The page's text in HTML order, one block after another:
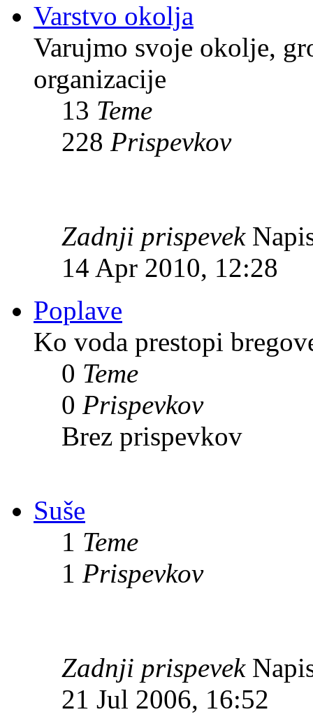
Varstvo okolja
Varujmo svoje okolje,
organizacije
13 Teme
228 Prispevkov
Zadnji prispevek
14 Apr 2010, 12:28
Poplave
Ko voda prestopi
0 Teme
0 Prispevkov
Brez prispevkov
Suše
1 Teme
1 Prispevkov
Zadnji prispevek
21 Jul 2006, 16:52